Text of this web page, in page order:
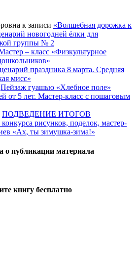
к записи «Волшебная дорожка к
новогодней ёлки для
группы № 2
– класс «Физкультурное
праздника 8 марта. Средняя
мисс»
Пейзаж гуашью «Хлебное поле»
от 5 лет. Мастер-класс с пошаговым
ПОДВЕДЕНИЕ ИТОГОВ
рисунков, поделок, мастер-
«Ах, ты зимушка-зима!»
о публикации материала
книгу бесплатно